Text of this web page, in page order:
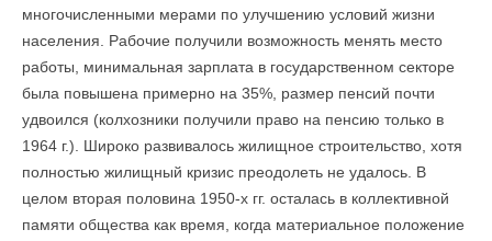
многочисленными мерами по улучшению условий жизни
населения. Рабочие получили возможность менять место
работы, минимальная зарплата в государственном секторе
была повышена примерно на 35%, размер пенсий почти
удвоился (колхозники получили право на пенсию только в
1964 г.). Широко развивалось жилищное строительство, хотя
полностью жилищный кризис преодолеть не удалось. В
целом вторая половина 1950-х гг. осталась в коллективной
памяти общества как время, когда материальное положение